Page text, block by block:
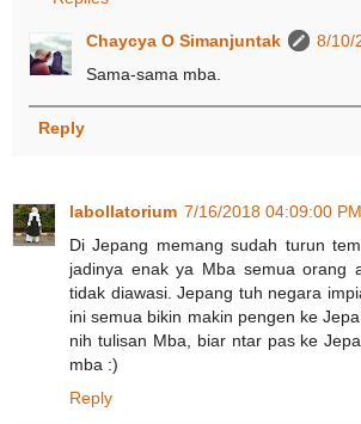
Chaycya O Simanjuntak
8/10/
Sama-sama mba.
Reply
labollatorium 7/16/2018 04:09:00 PM
Di Jepang memang sudah turun
jadinya enak ya Mba semua orang
tidak diawasi. Jepang tuh negara
ini semua bikin makin pengen ke
nih tulisan Mba, biar ntar pas ke
mba :)
Reply